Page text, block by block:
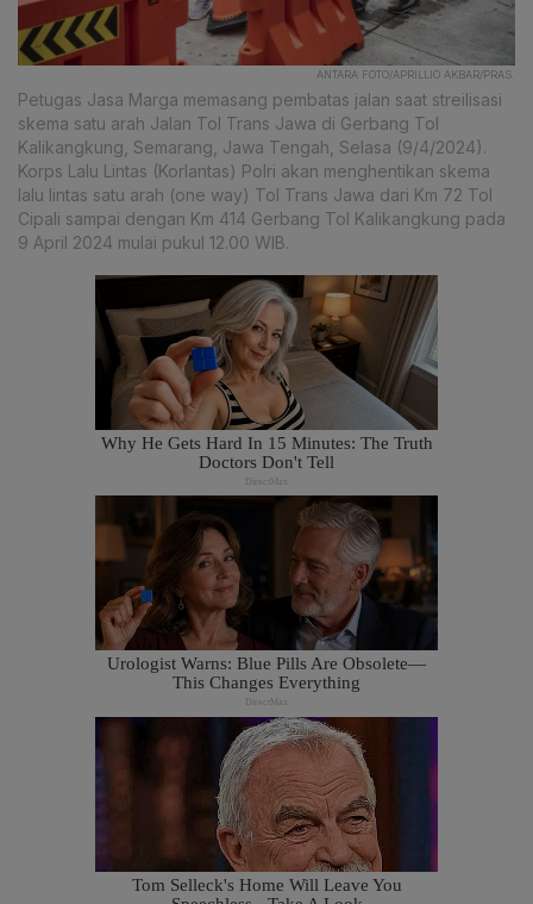
ANTARA FOTO/APRILLIO AKBAR/PRAS.
Petugas Jasa Marga memasang pembatas jalan saat streilisasi
skema satu arah Jalan Tol Trans Jawa di Gerbang Tol
Kalikangkung, Semarang, Jawa Tengah, Selasa (9/4/2024).
Korps Lalu Lintas (Korlantas) Polri akan menghentikan skema
lalu lintas satu arah (one way) Tol Trans Jawa dari Km 72 Tol
Cipali sampai dengan Km 414 Gerbang Tol Kalikangkung pada
9 April 2024 mulai pukul 12.00 WIB.